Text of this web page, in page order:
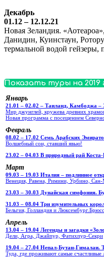
Декабрь
01.12 – 12.12.21
Новая Зеландия.
Данидин, Куинстаун,
термальной водой
Показать туры на 2019
Январь
21.01 – 02.02 – Таиланд, Камбоджа –
Мир джунглей, кружева древних
Новая программа с посещением
Февраль
08.02 – 17.02 Семь Арабских
Волшебный сон, ставший явью!
23.02 – 04.03 В природный рай
Март
09.03 – 19.03 Италия – подлинное
Венеция, Равена, Римини, Урбино,
23.03 – 30.03 Дунайская симфония.
31.03 – 08.04 Три изумительных
Бельгия, Голландия и
Апрель
13.04 – 19.04 Легенды и загадки
Дели, Агра, Джайпур, Фатихпур-Секри
19.04 – 27.04 Непал-Бутан-Гималаи.
Туда, где проживают самые